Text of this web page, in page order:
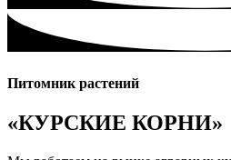
Питомник растений
«КУРСКИЕ КОРНИ»